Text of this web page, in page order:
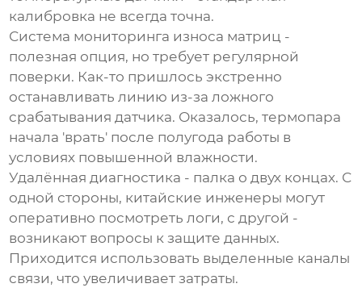
калибровка не всегда точна.
Система мониторинга износа матриц -
полезная опция, но требует регулярной
поверки. Как-то пришлось экстренно
останавливать линию из-за ложного
срабатывания датчика. Оказалось, термопара
начала 'врать' после полугода работы в
условиях повышенной влажности.
Удалённая диагностика - палка о двух концах. С
одной стороны, китайские инженеры могут
оперативно посмотреть логи, с другой -
возникают вопросы к защите данных.
Приходится использовать выделенные каналы
связи, что увеличивает затраты.